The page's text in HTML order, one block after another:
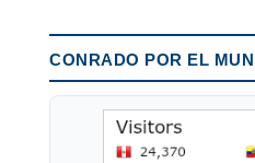
CONRADO POR EL